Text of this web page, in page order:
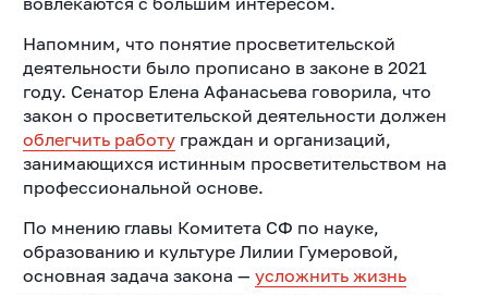
Напомним, что понятие просветительской
деятельности было прописано в законе в 2021
году. Сенатор Елена Афанасьева говорила, что
закон о просветительской деятельности должен
облегчить работуграждан и организаций,
занимающихся истинным просветительством на
профессиональной основе.
По мнению главы Комитета СФ по науке,
образованию и культуре Лилии Гумеровой,
основная задача закона — усложнить жизнь